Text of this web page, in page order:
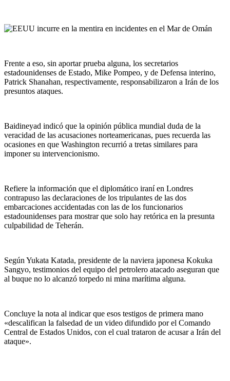
Frente a eso, sin aportar prueba alguna, los secretarios
estadounidenses de Estado, Mike Pompeo, y de Defensa interino,
Patrick Shanahan, respectivamente, responsabilizaron a Irán de los
presuntos ataques.
Baidineyad indicó que la opinión pública mundial duda de la
veracidad de las acusaciones norteamericanas, pues recuerda las
ocasiones en que Washington recurrió a tretas similares para
imponer su intervencionismo.
Refiere la información que el diplomático iraní en Londres
contrapuso las declaraciones de los tripulantes de las dos
embarcaciones accidentadas con las de los funcionarios
estadounidenses para mostrar que solo hay retórica en la presunta
culpabilidad de Teherán.
Según Yukata Katada, presidente de la naviera japonesa Kokuka
Sangyo, testimonios del equipo del petrolero atacado aseguran que
al buque no lo alcanzó torpedo ni mina marítima alguna.
Concluye la nota al indicar que esos testigos de primera mano
«descalifican la falsedad de un video difundido por el Comando
Central de Estados Unidos, con el cual trataron de acusar a Irán del
ataque».